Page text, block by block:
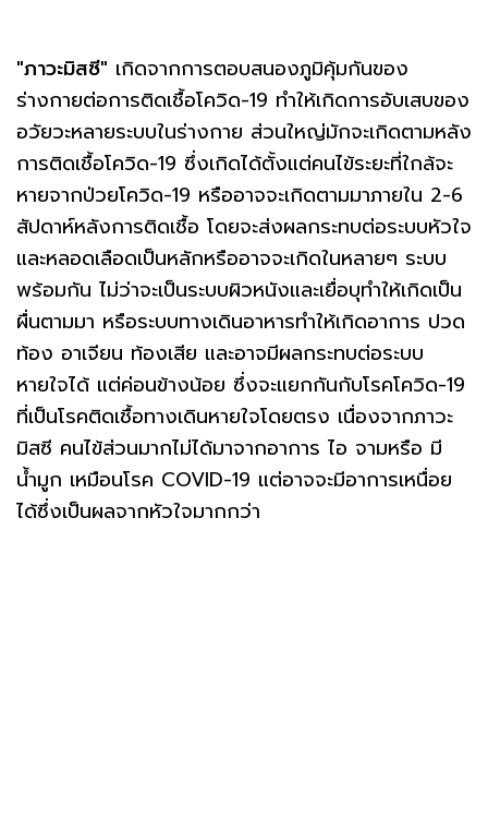
"ภาวะมิสซี" เกิดจากการตอบสนองภูมิคุ้มกันของ
ร่างกายต่อการติดเชื้อโควิด-19 ทำให้เกิดการอับเสบของ
อวัยวะหลายระบบในร่างกาย ส่วนใหญ่มักจะเกิดตามหลัง
การติดเชื้อโควิด-19 ซึ่งเกิดได้ตั้งแต่คนไข้ระยะที่ใกล้จะ
หายจากป่วยโควิด-19 หรืออาจจะเกิดตามมาภายใน 2-6
สัปดาห์หลังการติดเชื้อ โดยจะส่งผลกระทบต่อระบบหัวใจ
และหลอดเลือดเป็นหลักหรืออาจจะเกิดในหลายๆ ระบบ
พร้อมกัน ไม่ว่าจะเป็นระบบผิวหนังและเยื่อบุทำให้เกิดเป็น
ผื่นตามมา หรือระบบทางเดินอาหารทำให้เกิดอาการ ปวด
ท้อง อาเจียน ท้องเสีย และอาจมีผลกระทบต่อระบบ
หายใจได้ แต่ค่อนข้างน้อย ซึ่งจะแยกกันกับโรคโควิด-19
ที่เป็นโรคติดเชื้อทางเดินหายใจโดยตรง เนื่องจากภาวะ
มิสซี คนไข้ส่วนมากไม่ได้มาจากอาการ ไอ จามหรือ มี
น้ำมูก เหมือนโรค COVID-19 แต่อาจจะมีอาการเหนื่อย
ได้ซึ่งเป็นผลจากหัวใจมากกว่า